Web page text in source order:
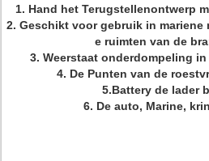
1. Hand het Terugstellenontwerp
2. Geschikt voor gebruik in mariene
e ruimten van de
3. Weerstaat onderdompeling
4. De Punten van de
5.Battery de lader
6. De auto, Marine,